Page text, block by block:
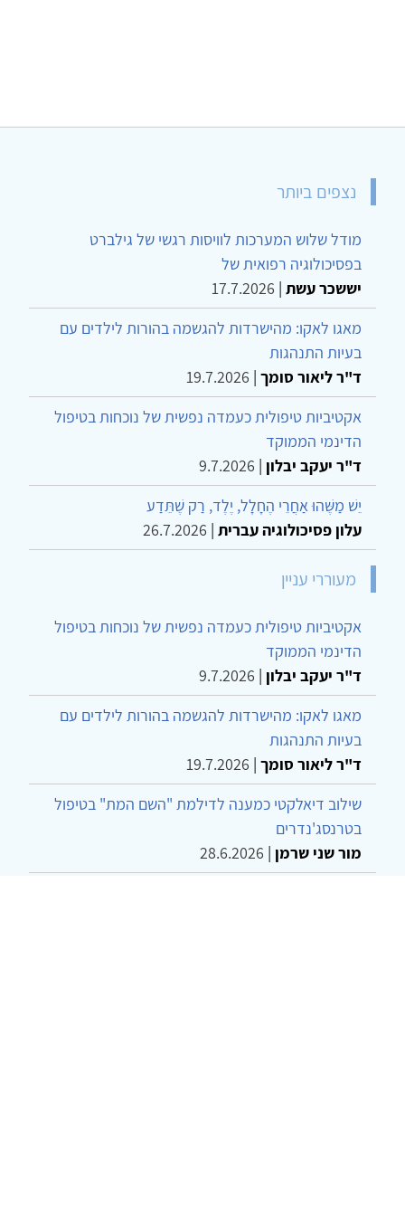
נצפים ביותר
מודל שלוש המערכות לוויסות רגשי של גילברט
בפסיכולוגיה רפואית של
יששכר עשת |
17.7.2026
מאגו לאקו: מהישרדות להגשמה בהורות לילדים עם
בעיות התנהגות
ד"ר ליאור סומך |
19.7.2026
אקטיביות טיפולית כעמדה נפשית של נוכחות בטיפול
הדינמי הממוקד
ד"ר יעקב יבלון |
9.7.2026
יֵשׁ מַשֶּׁהוּ אַחֲרֵי הֶחָלָל, יֶלֶד, רַק שֶׁתֵּדַע
עלון פסיכולוגיה עברית |
26.7.2026
מעוררי עניין
אקטיביות טיפולית כעמדה נפשית של נוכחות בטיפול
הדינמי הממוקד
ד"ר יעקב יבלון |
9.7.2026
מאגו לאקו: מהישרדות להגשמה בהורות לילדים עם
בעיות התנהגות
ד"ר ליאור סומך |
19.7.2026
שילוב דיאלקטי כמענה לדילמת "השם המת" בטיפול
בטרנסג'נדרים
מור שני שרמן |
28.6.2026